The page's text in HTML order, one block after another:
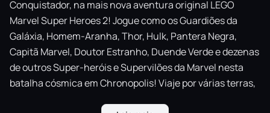
Conquistador, na mais nova aventura original LEGO
Marvel Super Heroes 2! Jogue como os Guardiões da
Galáxia, Homem-Aranha, Thor, Hulk, Pantera Negra,
Capitã Marvel, Doutor Estranho, Duende Verde e dezenas
de outros Super-heróis e Supervilões da Marvel nesta
batalha cósmica em Chronopolis! Viaje por várias terras,